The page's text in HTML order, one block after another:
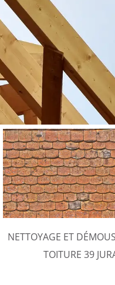
NETTOYAGE ET
TOITURE 39